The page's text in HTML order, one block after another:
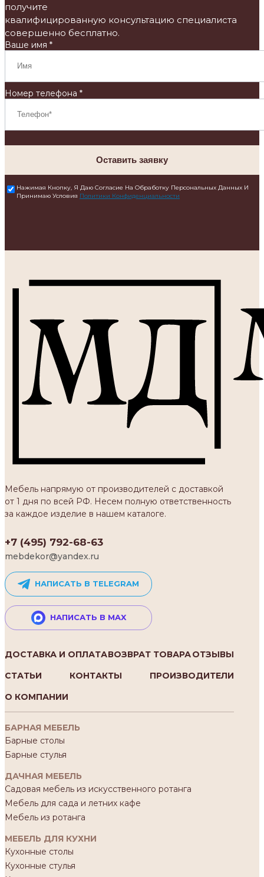
получите
квалифицированную консультацию специалиста
совершенно бесплатно.
Ваше имя *
Номер телефона *
Оставить заявку
Нажимая Кнопку, Я Даю Согласие На Обработку Персональных Данных И
Принимаю Условия Политики Конфиденциальности
Мебель напрямую от производителей с доставкой
от 1 дня по всей РФ. Несем полную ответственность
за каждое изделие в нашем каталоге.
+7 (495) 792-68-63
mebdekor@yandex.ru
НАПИСАТЬ В TELEGRAM
НАПИСАТЬ В MAX
ДОСТАВКА И ОПЛАТАВОЗВРАТ ТОВАРАОТЗЫВЫ
СТАТЬИ
КОНТАКТЫ
ПРОИЗВОДИТЕЛИ
О КОМПАНИИ
БАРНАЯ МЕБЕЛЬ
Барные столы
Барные стулья
ДАЧНАЯ МЕБЕЛЬ
Садовая мебель из искусственного ротанга
Мебель для сада и летних кафе
Мебель из ротанга
МЕБЕЛЬ ДЛЯ КУХНИ
Кухонные столы
Кухонные стулья